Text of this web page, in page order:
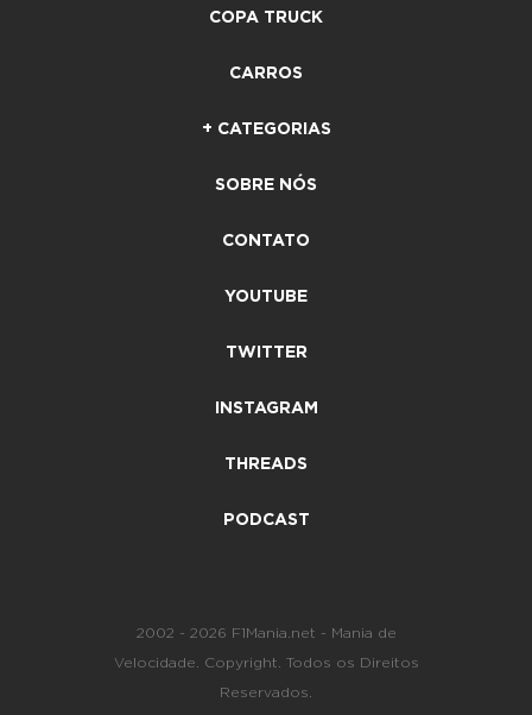
COPA TRUCK
CARROS
+ CATEGORIAS
SOBRE NÓS
CONTATO
YOUTUBE
TWITTER
INSTAGRAM
THREADS
PODCAST
2002 - 2026 F1Mania.net - Mania de
Velocidade. Copyright. Todos os Direitos
Reservados.